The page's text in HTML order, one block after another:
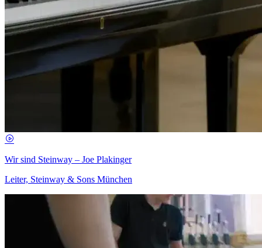
Wir sind Steinway – Joe Plakinger
Leiter, Steinway & Sons München